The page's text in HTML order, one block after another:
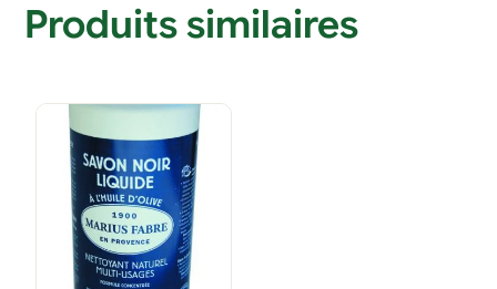
Produits similaires